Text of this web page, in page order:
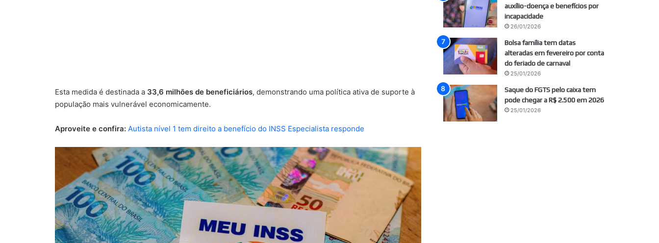
Esta medida é destinada a 33,6 milhões de beneficiários, demonstrando uma política ativa de suporte à
população mais vulnerável economicamente.
Aproveite e confira: Autista nível 1 tem direito a benefício do INSS Especialista responde
auxílio-doença e benefícios por
incapacidade
26/01/2026
Bolsa família tem datas
alteradas em fevereiro por conta
do feriado de carnaval
25/01/2026
Saque do FGTS pelo caixa tem
pode chegar a R$ 2.500 em 2026
25/01/2026